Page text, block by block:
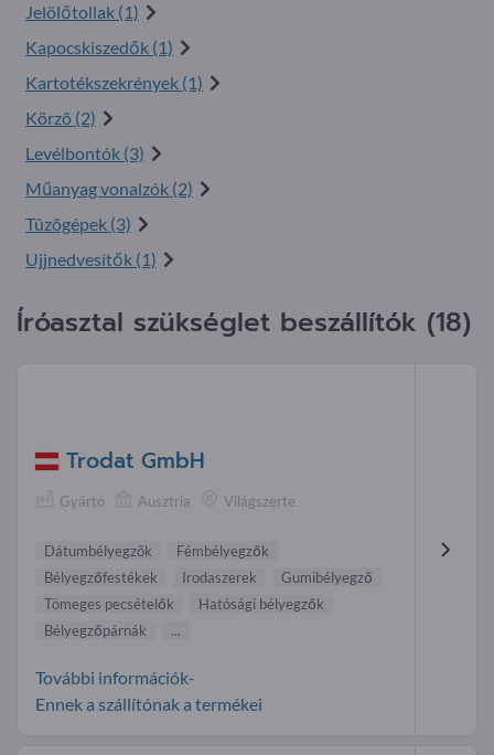
Jelölőtollak (1)
Kapocskiszedők (1)
Kartotékszekrények (1)
Körzõ (2)
Levélbontók (3)
Műanyag vonalzók (2)
Tûzõgépek (3)
Ujjnedvesítők (1)
Íróasztal szükséglet beszállítók (18)
Trodat GmbH
Gyártó Ausztria Világszerte
Dátumbélyegzõk
Fémbélyegzők
Bélyegzőfestékek
Irodaszerek
Gumibélyegző
Tömeges pecsételők
Hatósági bélyegzők
Bélyegzőpárnák
...
További információk-
Ennek a szállítónak a termékei